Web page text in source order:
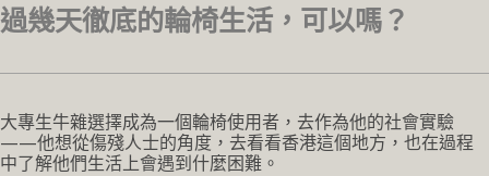
過幾天徹底的輪椅生活，可以嗎？
大專生牛雜選擇成為一個輪椅使用者，去作為他的社會實驗
——他想從傷殘人士的角度，去看看香港這個地方，也在過程
中了解他們生活上會遇到什麼困難。